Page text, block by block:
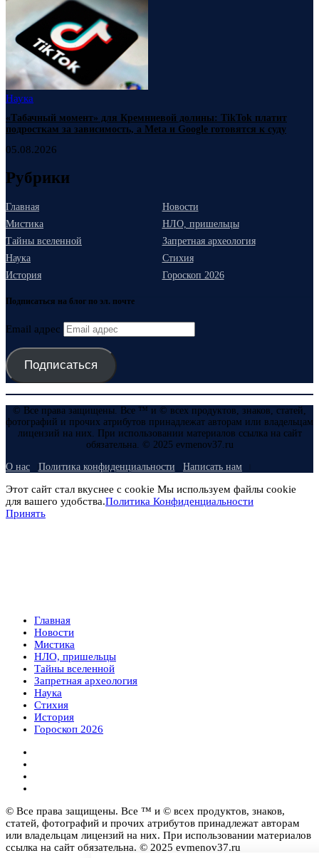
Наука
«Табачный момент» для Кремниевой долины: TikTok платит
подросткам за зависимость, а Meta и Google готовятся к суду
05.08.2026
Рубрики
Главная
Новости
Мистика
НЛО, пришельцы
Тайны вселенной
Запретная археология
Наука
Стихия
История
Гороскоп 2026
Подписаться на блог по эл. почте
Email адрес
Подписаться
© Все права защищены. Все ™ и © всех продуктов, знаков, статей,
фотографий и прочих атрибутов принадлежат авторам или владельцам
лицензий на них. При использовании материалов ссылка на сайт
обязательна. © 2025 evmenov37.ru
О нас Политика конфиденциальности Написать нам
Этот сайт стал вкуснее с cookie Мы используем файлы cookie
для вашего удобства.Политика Конфиденциальности
Принять
Главная
Новости
Мистика
НЛО, пришельцы
Тайны вселенной
Запретная археология
Наука
Стихия
История
Гороскоп 2026
© Все права защищены. Все ™ и © всех продуктов, знаков,
статей, фотографий и прочих атрибутов принадлежат авторам
или владельцам лицензий на них. При использовании материалов
ссылка на сайт обязательна. © 2025 evmenov37.ru